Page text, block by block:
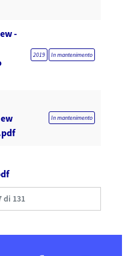
-
2019 In mantenimento
In mantenimento
di 131